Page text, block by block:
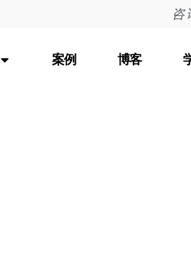
案例 博客
Tag: 数字营